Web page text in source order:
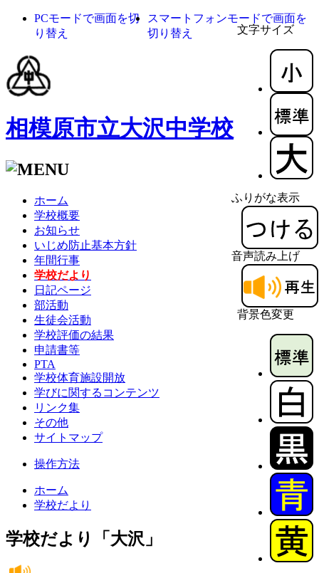
文字サイズ
ふりがな表示
音声読み上げ
背景色変更
PCモードで画面を切
り替え
スマートフォンモードで画面を
切り替え
相模原市立大沢中学校
ホーム
学校概要
お知らせ
いじめ防止基本方針
年間行事
学校だより
日記ページ
部活動
生徒会活動
学校評価の結果
申請書等
PTA
学校体育施設開放
学びに関するコンテンツ
リンク集
その他
サイトマップ
操作方法
ホーム
学校だより
学校だより「大沢」